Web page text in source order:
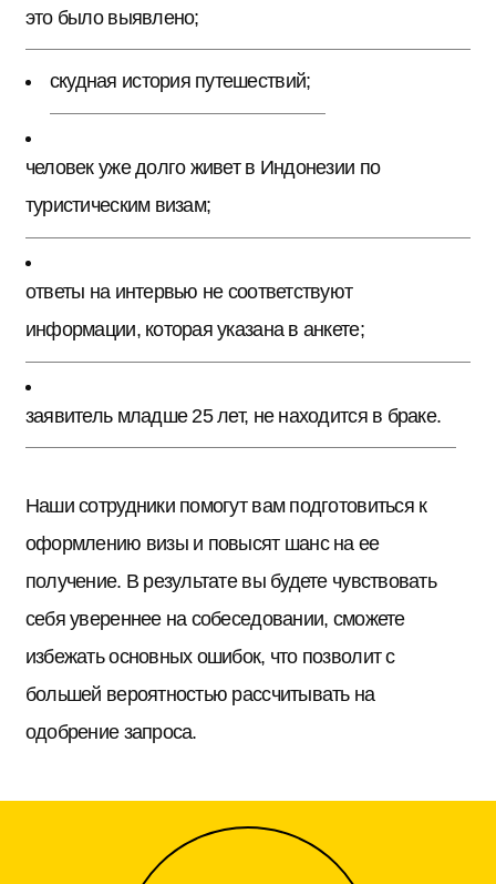
это было выявлено;
скудная история путешествий;
человек уже долго живет в Индонезии по
туристическим визам;
ответы на интервью не соответствуют
информации, которая указана в анкете;
заявитель младше 25 лет, не находится в браке.
Наши сотрудники помогут вам подготовиться к
оформлению визы и повысят шанс на ее
получение. В результате вы будете чувствовать
себя увереннее на собеседовании, сможете
избежать основных ошибок, что позволит с
большей вероятностью рассчитывать на
одобрение запроса.